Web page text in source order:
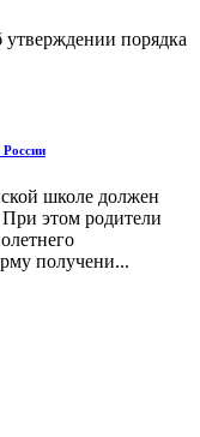
порядка
школе должен
этом родители
получени...